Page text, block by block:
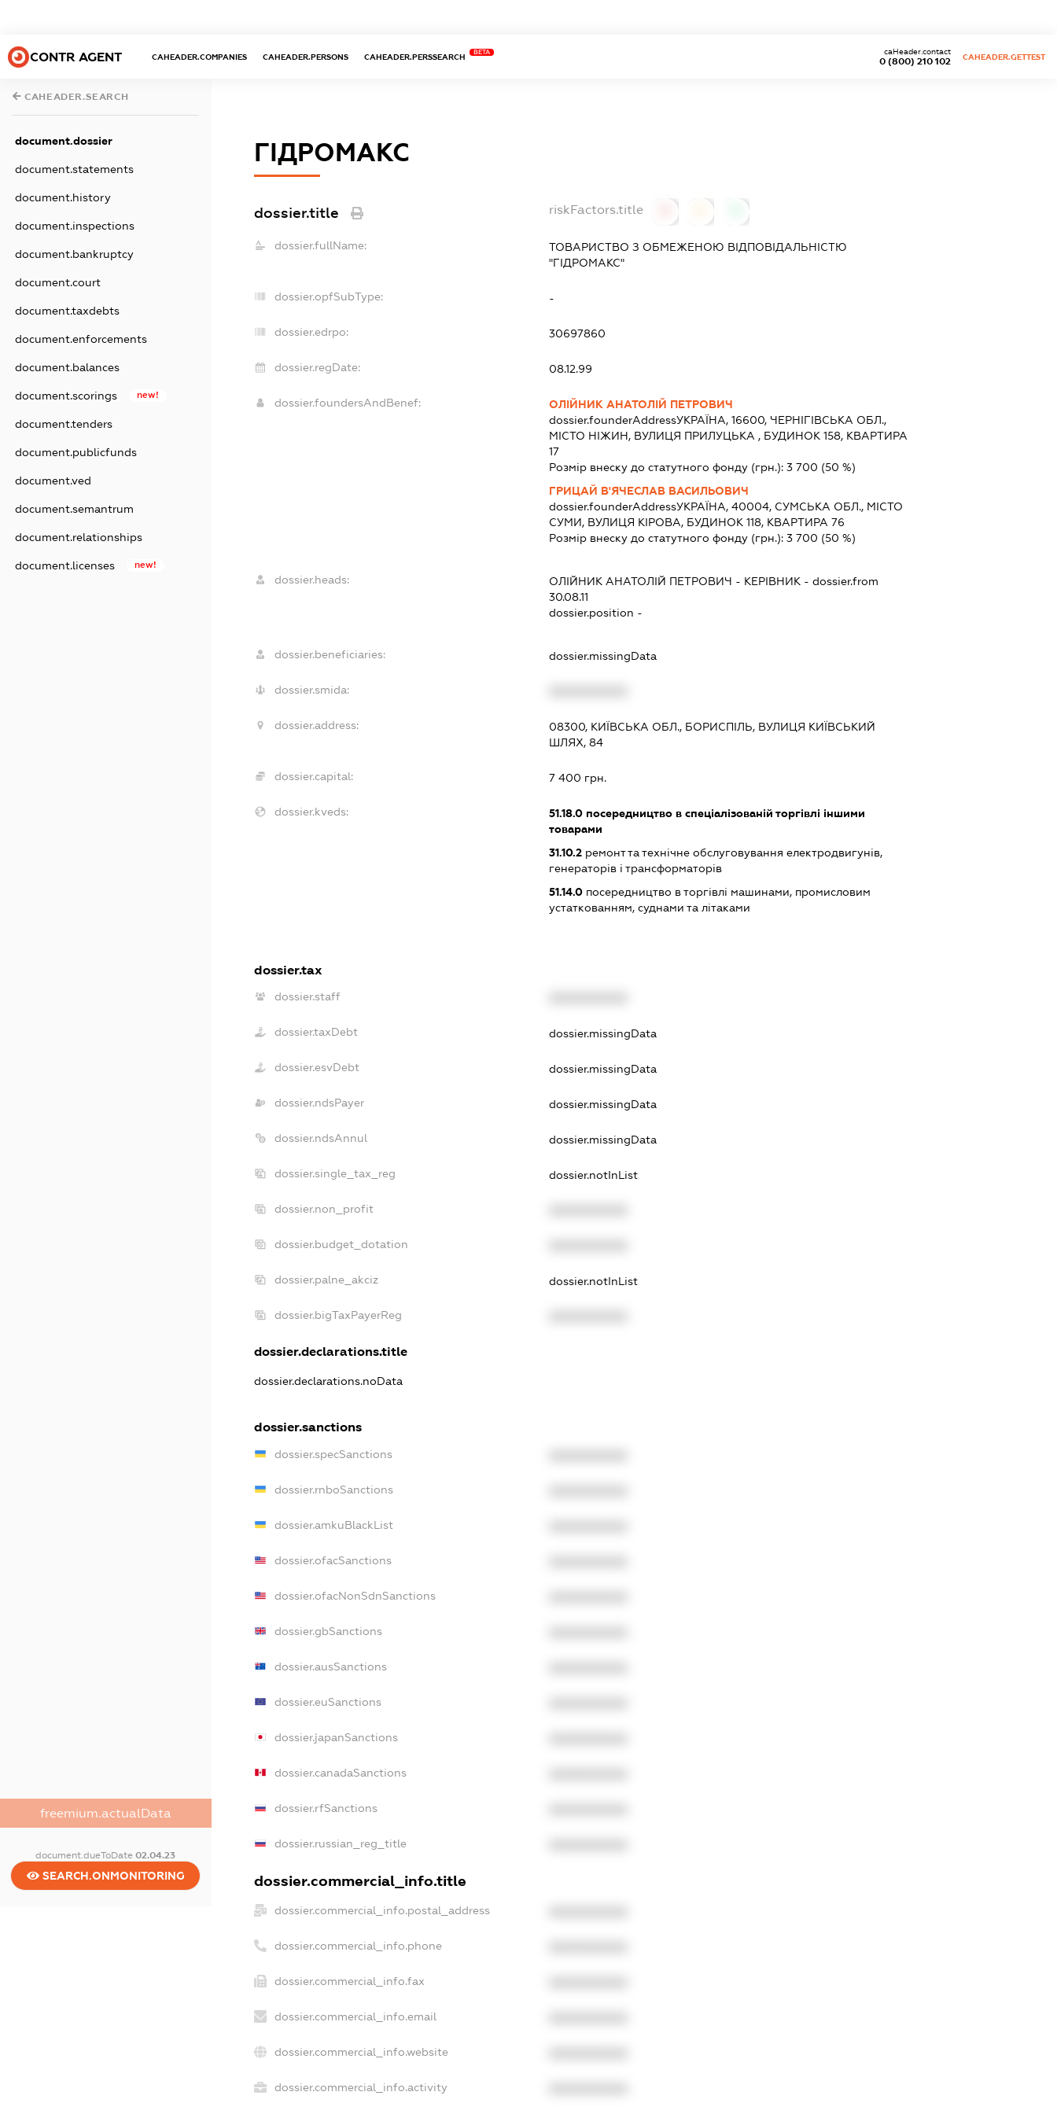
CONTR AGENT CAHEADER.COMPANIES CAHEADER.PERSONS CAHEADER.PERSSEARCH
BETA
0 (800) 210 102
caHeader.contact
CAHEADER.GETTEST
CAHEADER.SEARCH
document.dossier
document.statements
document.history
document.inspections
document.bankruptcy
document.court
document.taxdebts
document.enforcements
document.balances
document.scorings new!
document.tenders
document.publicfunds
document.ved
document.semantrum
document.relationships
document.licenses new!
freemium.actualData
document.dueToDate02.04.23
SEARCH.ONMONITORING
ГІДРОМАКС
dossier.title riskFactors.title
dossier.fullName:
ТОВАРИСТВО З ОБМЕЖЕНОЮ ВІДПОВІДАЛЬНІСТЮ
"ГІДРОМАКС"
dossier.opfSubType: -
dossier.edrpo: 30697860
dossier.regDate: 08.12.99
dossier.foundersAndBenef:
ОЛІЙНИК АНАТОЛІЙ ПЕТРОВИЧ
dossier.founderAddressУКРАЇНА, 16600, ЧЕРНІГІВСЬКА ОБЛ.,
МІСТО НІЖИН, ВУЛИЦЯ ПРИЛУЦЬКА , БУДИНОК 158, КВАРТИРА
17
Розмір внеску до статутного фонду (грн.): 3 700 (50 %)
ГРИЦАЙ В'ЯЧЕСЛАВ ВАСИЛЬОВИЧ
dossier.founderAddressУКРАЇНА, 40004, СУМСЬКА ОБЛ., МІСТО
СУМИ, ВУЛИЦЯ КІРОВА, БУДИНОК 118, КВАРТИРА 76
Розмір внеску до статутного фонду (грн.): 3 700 (50 %)
dossier.heads: ОЛІЙНИК АНАТОЛІЙ ПЕТРОВИЧ - КЕРІВНИК - dossier.from
30.08.11
dossier.position -
dossier.beneficiaries: dossier.missingData
dossier.smida:
dossier.address:
08300, КИЇВСЬКА ОБЛ., БОРИСПІЛЬ, ВУЛИЦЯ КИЇВСЬКИЙ
ШЛЯХ, 84
dossier.capital: 7 400 грн.
dossier.kveds: 51.18.0посередництво в спеціалізованій торгівлі іншими
товарами
31.10.2ремонт та технічне обслуговування електродвигунів,
генераторів і трансформаторів
51.14.0посередництво в торгівлі машинами, промисловим
устаткованням, суднами та літаками
dossier.tax
dossier.staff
dossier.taxDebt dossier.missingData
dossier.esvDebt dossier.missingData
dossier.ndsPayer dossier.missingData
dossier.ndsAnnul dossier.missingData
dossier.single_tax_reg dossier.notInList
dossier.non_profit
dossier.budget_dotation
dossier.palne_akciz dossier.notInList
dossier.bigTaxPayerReg
dossier.declarations.title
dossier.declarations.noData
dossier.sanctions
dossier.specSanctions
dossier.rnboSanctions
dossier.amkuBlackList
dossier.ofacSanctions
dossier.ofacNonSdnSanctions
dossier.gbSanctions
dossier.ausSanctions
dossier.euSanctions
dossier.japanSanctions
dossier.canadaSanctions
dossier.rfSanctions
dossier.russian_reg_title
dossier.commercial_info.title
dossier.commercial_info.postal_address
dossier.commercial_info.phone
dossier.commercial_info.fax
dossier.commercial_info.email
dossier.commercial_info.website
dossier.commercial_info.activity